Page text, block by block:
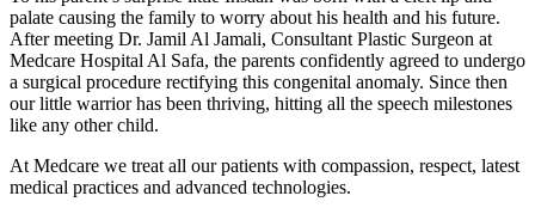
palate causing the family to worry about his health and his future.
After meeting Dr. Jamil Al Jamali, Consultant Plastic Surgeon at
Medcare Hospital Al Safa, the parents confidently agreed to undergo
a surgical procedure rectifying this congenital anomaly. Since then
our little warrior has been thriving, hitting all the speech milestones
like any other child.
At Medcare we treat all our patients with compassion, respect, latest
medical practices and advanced technologies.